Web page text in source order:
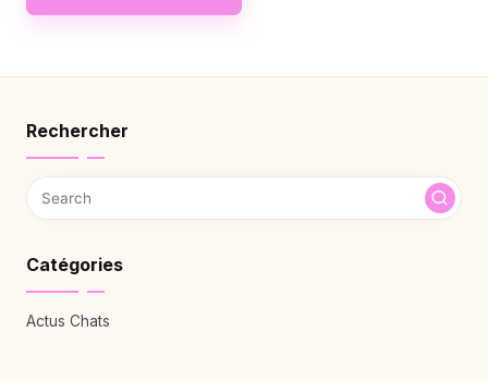
Rechercher
Catégories
Actus Chats